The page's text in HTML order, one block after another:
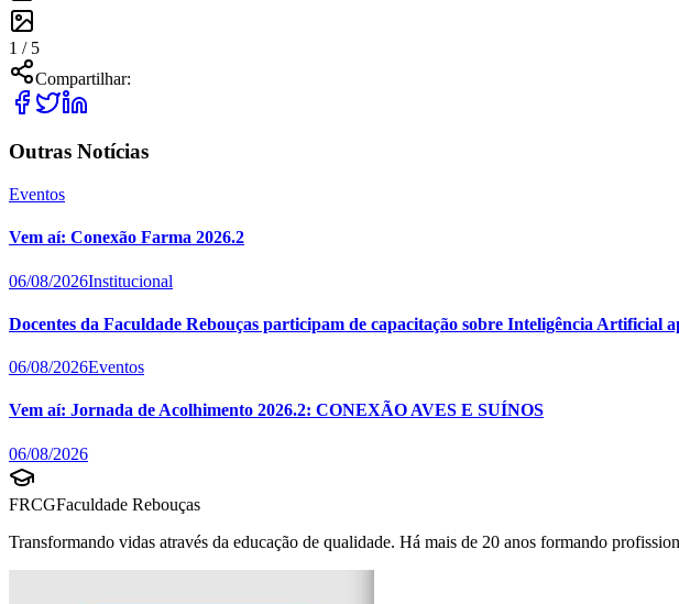
1 / 5
Compartilhar:
Outras Notícias
Eventos
Vem aí: Conexão Farma 2026.2
06/08/2026Institucional
Docentes da Faculdade Rebouças participam de capacitação sobre Inteligência Artificial
06/08/2026Eventos
Vem aí: Jornada de Acolhimento 2026.2: CONEXÃO AVES E SUÍNOS
06/08/2026
FRCGFaculdade Rebouças
Transformando vidas através da educação de qualidade. Há mais de 20 anos formando